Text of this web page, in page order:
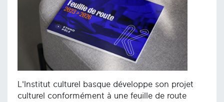
L'Institut culturel basque développe son projet
culturel conformément à une feuille de route